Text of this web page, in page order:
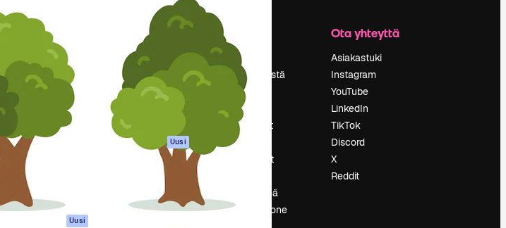
Tuotteet
Tekoälyavustaja
Tekoälyllä toimiva
kuvageneraattori
Tekoälyllä toimiva
videogeneraattori
Tekoälyllä toimiva
äänigeneraattori
Kuvapankkisisältö
MCP
Uusi
Academy
Dokumentaatio
Tuki
Käyttöehdot
Tietosuojakäytäntö
Alkuperäiset Uusi
Evästepolitiikka
Luottamuskeskus
Yrityksille
Yritys
Hinnoittelu
Tietoja meistä
Reviews
Urat
Hakutrendit
Blogi
Tapahtumat
Myy sisältöä
Lehdistöhuone
Ota yhteyttä
Asiakastuki
Instagram
YouTube
LinkedIn
TikTok
Discord
X
Reddit